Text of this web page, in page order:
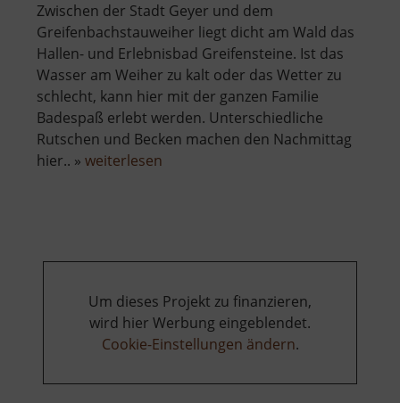
Zwischen der Stadt Geyer und dem
Greifenbachstauweiher liegt dicht am Wald das
Hallen- und Erlebnisbad Greifensteine. Ist das
Wasser am Weiher zu kalt oder das Wetter zu
schlecht, kann hier mit der ganzen Familie
Badespaß erlebt werden. Unterschiedliche
Rutschen und Becken machen den Nachmittag
hier.. » weiterlesen
Um dieses Projekt zu finanzieren,
wird hier Werbung eingeblendet.
Cookie-Einstellungen ändern.